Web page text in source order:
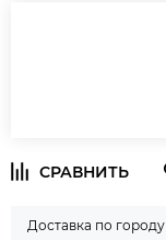
Доставка по городу